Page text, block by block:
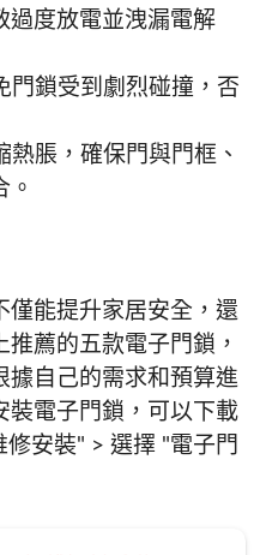
過度放電並洩漏電解
門鎖受到劇烈碰撞，否
脹，確保門與門框、
。
僅能提升家居安全，還
薦的五款電子門鎖，
據自己的需求和預算進
裝電子門鎖，可以下載
修安裝" > 選擇 "電子門